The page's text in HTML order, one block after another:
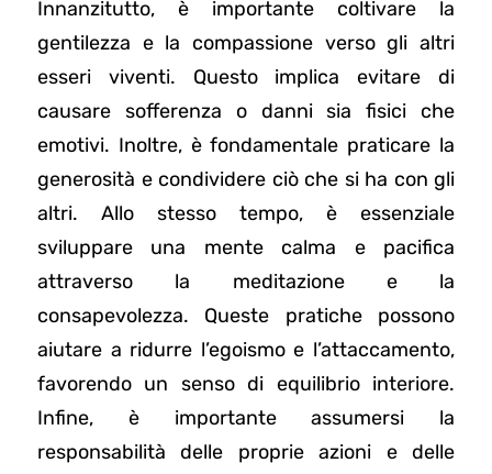
Innanzitutto, è importante coltivare la
gentilezza e la compassione verso gli altri
esseri viventi. Questo implica evitare di
causare sofferenza o danni sia fisici che
emotivi. Inoltre, è fondamentale praticare la
generosità e condividere ciò che si ha con gli
altri. Allo stesso tempo, è essenziale
sviluppare una mente calma e pacifica
attraverso la meditazione e la
consapevolezza. Queste pratiche possono
aiutare a ridurre l’egoismo e l’attaccamento,
favorendo un senso di equilibrio interiore.
Infine, è importante assumersi la
responsabilità delle proprie azioni e delle